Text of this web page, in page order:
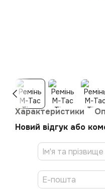
Характеристики
Новий відгук або